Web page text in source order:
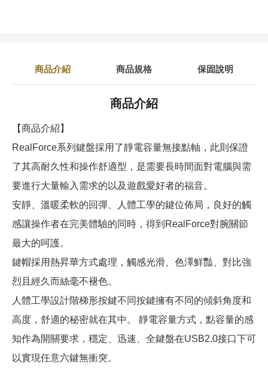
商品介紹 商品規格 保固說明
商品介紹
【商品介紹】
RealForce系列鍵盤採用了靜電容量無接點軸，此則保證
了其高耐久性和操作舒適型，是需要長時間面對電腦與需
要進行大量輸入需求的以及遊戲愛好者的福音。
安靜、溫暖柔軟的回彈、人體工學的鍵位佈局，良好的觸
感讓操作者在完美體驗的同時，得到RealForce對腕關節
最大的呵護。
鍵帽採用熱昇華方式處理，觸感光滑、色澤鮮豔、對比強
烈且經久而絲毫不褪色。
人體工學設計階梯形按鍵不同按鍵擁有不同的傾斜角度和
高度，舒適的秘密就在其中。 靜電容量方式，點容量的感
知作為開關要求，穩定、迅速、全鍵盤在USB2.0接口下可
以實現任意六鍵無衝突。